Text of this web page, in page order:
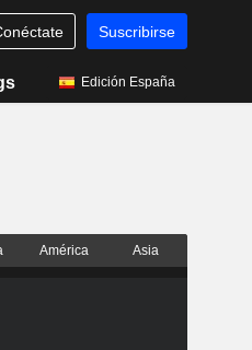
Suscribirse
Edición España
América Asia